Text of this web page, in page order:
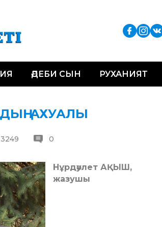
ӘДЕБИ СЫН РУХАНИЯТ
АХУАЛЫ
3249 0
Нұрдәулет АҚЫШ,
жазушы